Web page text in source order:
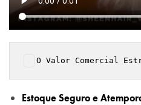
O Valor Comercial
Estoque Seguro e